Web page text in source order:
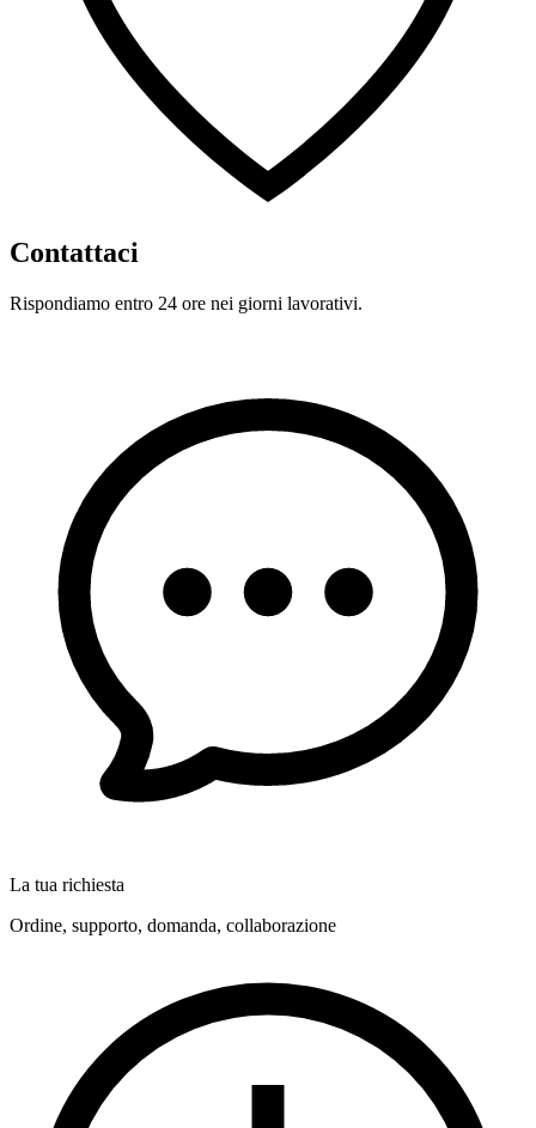
Contattaci
Rispondiamo entro 24 ore nei giorni lavorativi.
La tua richiesta
Ordine, supporto, domanda, collaborazione